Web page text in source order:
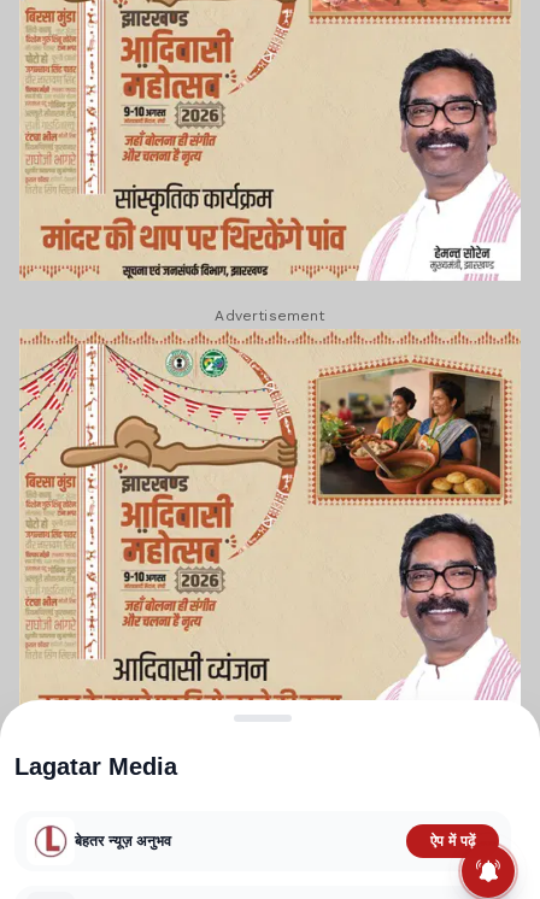
Advertisement
TERMS AND CONDITIONS
Lagatar Media
बेहतर न्यूज़ अनुभव ऐप में पढ़ें